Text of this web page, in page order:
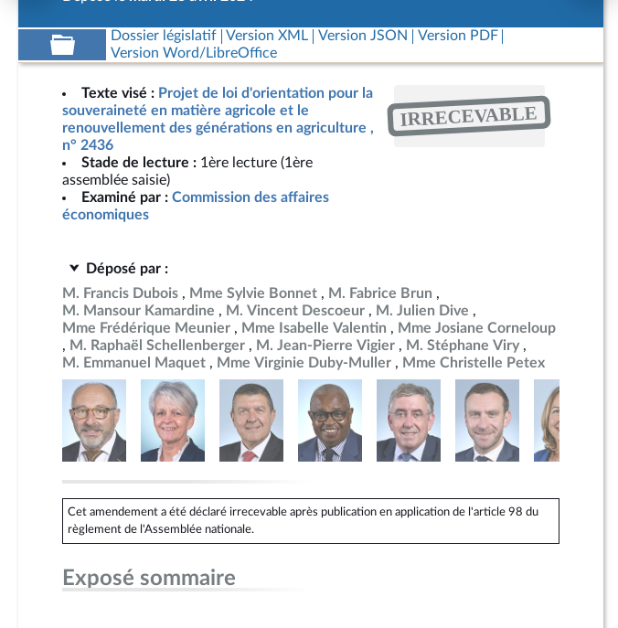
Dossier législatif Version XML Version JSON
Version PDF
Version Word/LibreOffice
Texte visé : Projet de loi d'orientation pour la
souveraineté en matière agricole et le
renouvellement des générations en agriculture ,
n° 2436
Stade de lecture : 1ère lecture (1ère
assemblée saisie)
Examiné par : Commission des affaires
économiques
IRRECEVABLE
Déposé par :
M. Francis Dubois
Mme Sylvie Bonnet
M. Fabrice Brun
M. Mansour Kamardine
M. Vincent Descoeur
M. Julien Dive
Mme Frédérique Meunier
Mme Isabelle Valentin
Mme Josiane Corneloup
M. Raphaël Schellenberger
M. Jean-Pierre Vigier
M. Stéphane Viry
M. Emmanuel Maquet
Mme Virginie Duby-Muller Mme Christelle Petex
Cet amendement a été déclaré irrecevable après publication en application de l'article 98 du
règlement de l'Assemblée nationale.
Exposé sommaire